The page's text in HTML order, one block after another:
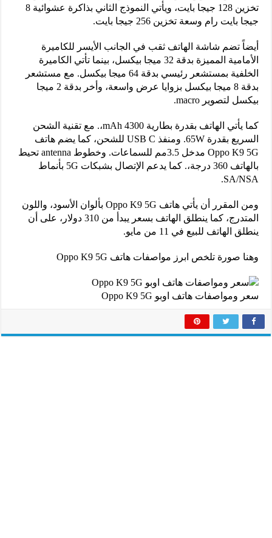
تخزين 128 جيجا بايت، ويأتي النموذج الثاني بذاكرة عشوائية 8
جيجا بايت رام وسعة تخزين 256 جيجا بايت.
أيضاً تضم شاشة الهاتف ثقب في الجانب الأيسر للكاميرة
الأمامية المميزة بدقة 32 ميجا بيكسل، بينما تأتي الكاميرة
الخلفية بمستشعر رئيسي بدقة 64 ميجا بيكسل. مع مستشعر
بدقة 8 ميجا بيكسل بزوايا عرض واسعة، وأخر بدقة 2 ميجا
بيكسل لتصوير macro.
كما يأتي الهاتف بقدرة بطارية 4300 mAh،. مع تقنية الشحن
السريع بقدرة 65W. ومنفذ USB C للشحن، كما يضم هاتف
Oppo K9 5G مدخل 3.5مم للسماعات. وخطوط antenna تحيط
بالهاتف 360 درجة،. كما يدعم الإتصال بشبكات 5G بأنماط
SA/NSA.
ومن المقرر أن يأتي هاتف Oppo K9 5G بألوان الأسود، واللون
المتدرج، كما ينطلق الهاتف بسعر يبدأ من 310 دولار، على أن
ينطلق الهاتف للبيع في 11 من مايو.
وهنا صورة تلخص ابرز مواصفات هاتف Oppo K9 5G
سعر ومواصفات هاتف اوبو Oppo K9 5G